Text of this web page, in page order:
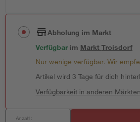
Abholung im Markt
Verfügbar im MarktTroisdorf
Nur wenige verfügbar. Wir
Artikel wird 3 Tage für dich
Verfügbarkeit in anderen Märkten
Anzahl: